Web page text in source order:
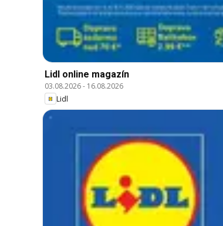
Lidl online magazín
03.08.2026- 16.08.2026
Lidl